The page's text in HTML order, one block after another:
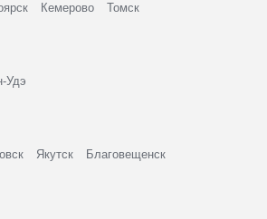
Кемерово Томск
Удэ
Якутск
Благовещенск